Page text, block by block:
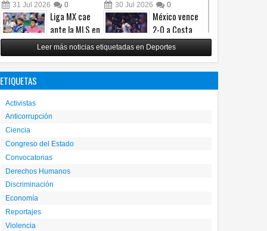
31 Jul 2026 0 30 Jul 2026 0
Liga MX cae
ante la MLS en
un intenso
Juego de
Estrellas
29 Jul 2026
México vence
2-0 a Costa
Rica y avanza a
cuartos del
Premundial Sub-20
Leer más noticias etiquetadas en Deportes
ETIQUETAS
Activistas
Anticorrupción
Ciencia
Congreso del Estado
Convocatorias
Derechos Humanos
Discriminación
Economía
Reportajes
Violencia